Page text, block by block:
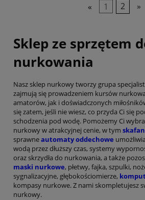
« 1 2 »
Sklep ze sprzętem
nurkowania
Nasz sklep nurkowy tworzy grupa
zajmują się prowadzeniem kursów
amatorów, jak i doświadczonych
się zatem, jeśli nie wiesz, co przyda Ci się
schodzenia pod wodę. Pomożemy Ci
nurkowy w atrakcyjnej cenie, w tym
sprawneautomaty oddechowe
wodą przez dłuższy czas, systemy
oraz skrzydła do nurkowania, a także
maski nurkowe, płetwy, fajka, szpulki,
sygnalizacyjne, głębokościomierze,
kompasy nurkowe. Z nami skompletujesz
nurkowy.